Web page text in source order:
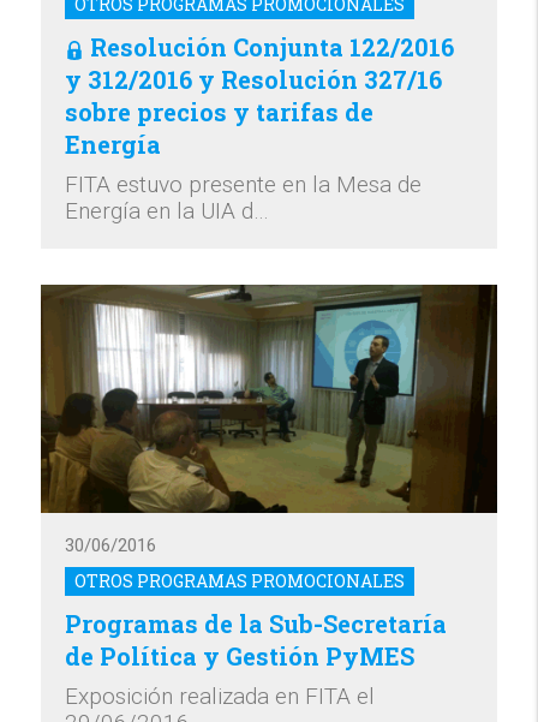
Resolución Conjunta 122/2016
y 312/2016 y Resolución 327/16
sobre precios y tarifas de
Energía
FITA estuvo presente en la Mesa de
Energía en la UIA d…
OTROS PROGRAMAS PROMOCIONALES
30/06/2016
Programas de la Sub-Secretaría
de Política y Gestión PyMES
Exposición realizada en FITA el